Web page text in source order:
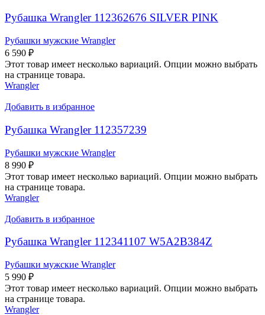
Рубашка Wrangler 112362676 SILVER PINK
Рубашки мужские Wrangler
6 590 ₽
Этот товар имеет несколько вариаций. Опции можно выбрать
на странице товара.
Wrangler
Добавить в избранное
Рубашка Wrangler 112357239
Рубашки мужские Wrangler
8 990 ₽
Этот товар имеет несколько вариаций. Опции можно выбрать
на странице товара.
Wrangler
Добавить в избранное
Рубашка Wrangler 112341107 W5A2B384Z
Рубашки мужские Wrangler
5 990 ₽
Этот товар имеет несколько вариаций. Опции можно выбрать
на странице товара.
Wrangler